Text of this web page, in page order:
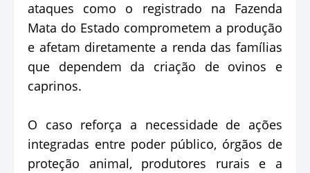
ataques como o registrado na Fazenda
Mata do Estado comprometem a produção
e afetam diretamente a renda das famílias
que dependem da criação de ovinos e
caprinos.
O caso reforça a necessidade de ações
integradas entre poder público, órgãos de
proteção animal, produtores rurais e a